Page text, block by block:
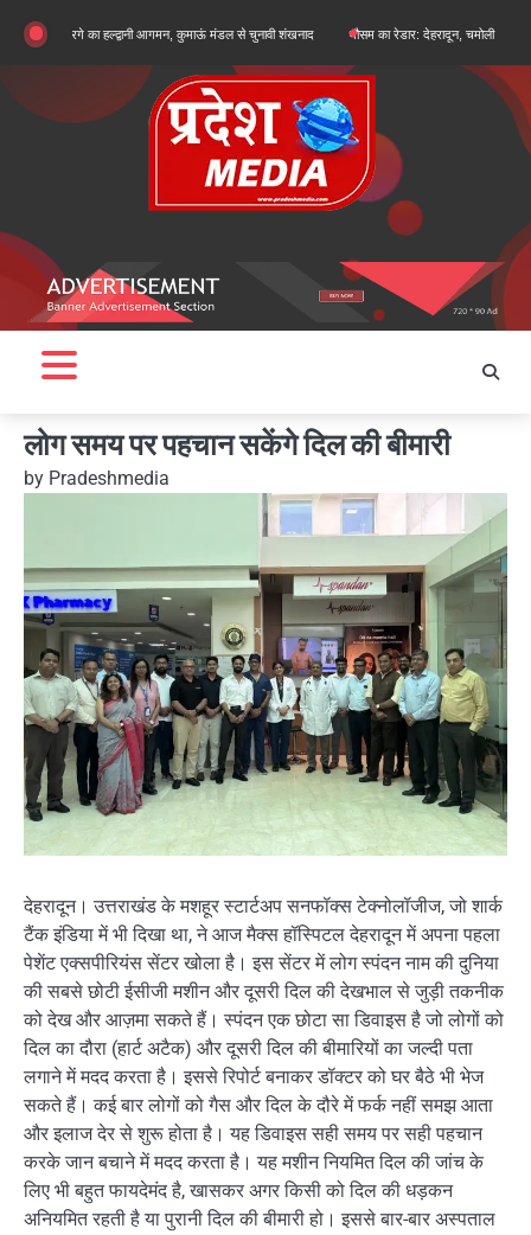
content
खरगे का हल्द्वानी आगमन, कुमाऊं मंडल से चुनावी शंखनाद मौसम का रेडार: देहरादून, चमोली और बागेश्वर में
लोग समय पर पहचान सकेंगे दिल की बीमारी
by Pradeshmedia
देहरादून। उत्तराखंड के मशहूर स्टार्टअप सनफॉक्स टेक्नोलॉजीज, जो शार्क
टैंक इंडिया में भी दिखा था, ने आज मैक्स हॉस्पिटल देहरादून में अपना पहला
पेशेंट एक्सपीरियंस सेंटर खोला है। इस सेंटर में लोग स्पंदन नाम की दुनिया
की सबसे छोटी ईसीजी मशीन और दूसरी दिल की देखभाल से जुड़ी तकनीक
को देख और आज़मा सकते हैं। स्पंदन एक छोटा सा डिवाइस है जो लोगों को
दिल का दौरा (हार्ट अटैक) और दूसरी दिल की बीमारियों का जल्दी पता
लगाने में मदद करता है। इससे रिपोर्ट बनाकर डॉक्टर को घर बैठे भी भेज
सकते हैं। कई बार लोगों को गैस और दिल के दौरे में फर्क नहीं समझ आता
और इलाज देर से शुरू होता है। यह डिवाइस सही समय पर सही पहचान
करके जान बचाने में मदद करता है। यह मशीन नियमित दिल की जांच के
लिए भी बहुत फायदेमंद है, खासकर अगर किसी को दिल की धड़कन
अनियमित रहती है या पुरानी दिल की बीमारी हो। इससे बार-बार अस्पताल